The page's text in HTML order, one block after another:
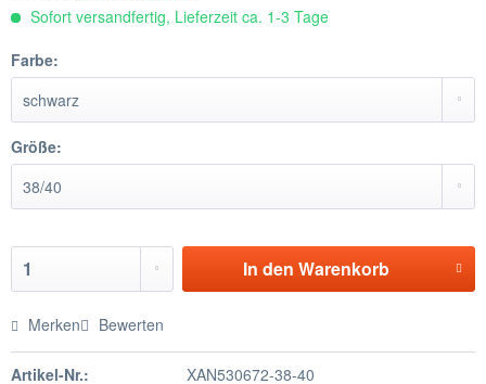
Sofort versandfertig, Lieferzeit ca. 1-3 Tage
Farbe:
Größe:
In den Warenkorb
Merken Bewerten
Artikel-Nr.: XAN530672-38-40